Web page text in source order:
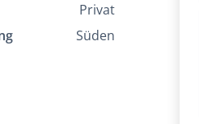
Privat
Süden